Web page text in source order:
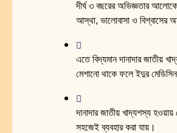
দীর্ঘ ৩ বছরের অভিজ্ঞতার
আস্থা, ভালোবাসা ও বিশ্বাসের
এতে বিদ্যমান দানাদার জাতীয়
মেশানো থাকে ফলে ইদুর
দানাদার জাতীয় খাদ্যশস্য
সহজেই ব্যবহার করা যায়।